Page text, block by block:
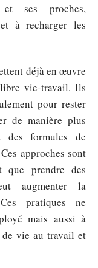
et ses proches,
à recharger les
déjà en œuvre
vie-travail. Ils
pour rester
de manière plus
des formules de
approches sont
que prendre des
augmenter la
pratiques ne
mais aussi à
vie au travail et